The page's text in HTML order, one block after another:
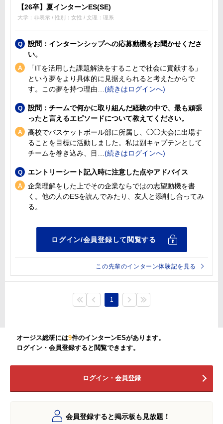
【26卒】夏インターンES(SE)
大学：非表示 / 性別：女性 / 文理：理系
設問：インターンシップへの応募動機をお聞かせくださ
い。
「ITを活用した課題解決をすることで社会に貢献する」
という夢をより具体的に見据えられると考えたからで
す。この夢を持つ理由
設問：チームで何かに取り組んだ経験の中で、最も頑張
ったと言えるエピソードについて教えてください。
高校でバスケットボール部に所属し、◯◯大会に出場す
ることを目標に活動しました。私は副キャプテンとして
チームを巻き込み、目
エントリーシート記入時に注意した点やアドバイス
企業理解をした上でその企業ならではの志望動機を書
く。他の人のESを読んでみたり、友人と添削し合ってみ
る。
この先輩のインターン体験記を見る
1
オージス総研には9件のインターンESがあります。
ログイン・会員登録すると閲覧できます。
ログイン・会員登録
会員登録すると掲示板も見放題！